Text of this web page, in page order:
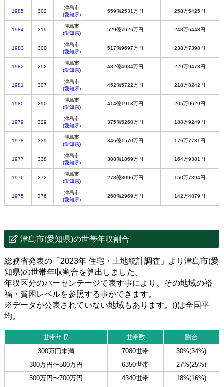
1985 302
津島市
(愛知県)
559億2531万円 258万5425円
1984 319
津島市
(愛知県)
529億7626万円 248万6448円
1983 300
津島市
(愛知県)
517億9697万円 238万7398円
1982 292
津島市
(愛知県)
482億4984万円 229万9473円
1981 307
津島市
(愛知県)
452億5722万円 218万8242円
1980 290
津島市
(愛知県)
414億1913万円 205万9629円
1979 329
津島市
(愛知県)
375億5260万円 188万9249円
1978 339
津島市
(愛知県)
346億1570万円 176万7731円
1977 338
津島市
(愛知県)
308億1869万円 164万9381円
1976 372
津島市
(愛知県)
278億8096万円 150万7894円
1975 376
津島市
(愛知県)
260億2969万円 142万4879円
津島市(愛知県)の世帯年収割合
総務省発表の「2023年 住宅・土地統計調査」より津島市(愛
知県)の世帯年収割合を算出しました。
年収区分のパーセンテージで表す事により、その地域の裕
福・貧困レベルを参照する事ができます。
※データが公表されていない地域もあります。()は全国平
均。
世帯年収 世帯数
割合
300万円未満
7080世帯
30%(34%)
300万円〜500万円
6350世帯
27%(25%)
500万円〜700万円
4340世帯
18%(16%)